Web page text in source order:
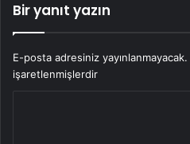
Bir yanıt yazın
E-posta adresiniz yayınlanmayacak.
işaretlenmişlerdir